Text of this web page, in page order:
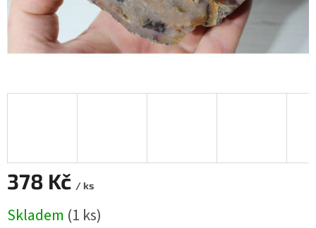
378 Kč / ks
cena:
Skladem (1 ks)